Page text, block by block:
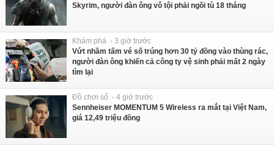
Skyrim, người đàn ông vô tội phải ngồi tù 18 tháng
Khám phá - 3 giờ trước
Vứt nhầm tấm vé số trúng hơn 30 tỷ đồng vào thùng rác,
người đàn ông khiến cả công ty vệ sinh phải mất 2 ngày
tìm lại
Đồ chơi số - 4 giờ trước
Sennheiser MOMENTUM 5 Wireless ra mắt tại Việt Nam,
giá 12,49 triệu đồng